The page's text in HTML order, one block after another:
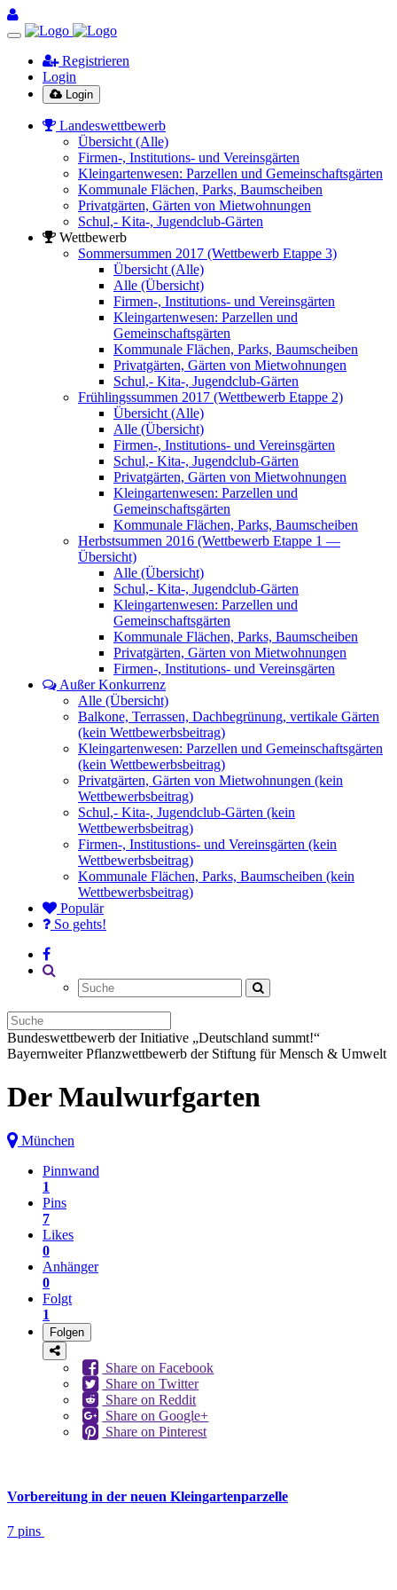
Registrieren
Login
Login
Landeswettbewerb
Übersicht (Alle)
Firmen-, Institutions- und Vereinsgärten
Kleingartenwesen: Parzellen und Gemeinschaftsgärten
Kommunale Flächen, Parks, Baumscheiben
Privatgärten, Gärten von Mietwohnungen
Schul,- Kita-, Jugendclub-Gärten
Wettbewerb
Sommersummen 2017 (Wettbewerb Etappe 3)
Übersicht (Alle)
Alle (Übersicht)
Firmen-, Institutions- und Vereinsgärten
Kleingartenwesen: Parzellen und
Gemeinschaftsgärten
Kommunale Flächen, Parks, Baumscheiben
Privatgärten, Gärten von Mietwohnungen
Schul,- Kita-, Jugendclub-Gärten
Frühlingssummen 2017 (Wettbewerb Etappe 2)
Übersicht (Alle)
Alle (Übersicht)
Firmen-, Institutions- und Vereinsgärten
Schul,- Kita-, Jugendclub-Gärten
Privatgärten, Gärten von Mietwohnungen
Kleingartenwesen: Parzellen und
Gemeinschaftsgärten
Kommunale Flächen, Parks, Baumscheiben
Herbstsummen 2016 (Wettbewerb Etappe 1 —
Übersicht)
Alle (Übersicht)
Schul,- Kita-, Jugendclub-Gärten
Kleingartenwesen: Parzellen und
Gemeinschaftsgärten
Kommunale Flächen, Parks, Baumscheiben
Privatgärten, Gärten von Mietwohnungen
Firmen-, Institutions- und Vereinsgärten
Außer Konkurrenz
Alle (Übersicht)
Balkone, Terrassen, Dachbegrünung, vertikale Gärten
(kein Wettbewerbsbeitrag)
Kleingartenwesen: Parzellen und Gemeinschaftsgärten
(kein Wettbewerbsbeitrag)
Privatgärten, Gärten von Mietwohnungen (kein
Wettbewerbsbeitrag)
Schul,- Kita-, Jugendclub-Gärten (kein
Wettbewerbsbeitrag)
Firmen-, Institustions- und Vereinsgärten (kein
Wettbewerbsbeitrag)
Kommunale Flächen, Parks, Baumscheiben (kein
Wettbewerbsbeitrag)
Populär
So gehts!
Bundeswettbewerb der Initiative „Deutschland summt!“
Bayernweiter Pflanzwettbewerb der Stiftung für Mensch & Umwelt
Der Maulwurfgarten
München
Pinnwand
1
Pins
7
Likes
0
Anhänger
0
Folgt
1
Folgen
Share on Facebook
Share on Twitter
Share on Reddit
Share on Google+
Share on Pinterest
Vorbereitung in der neuen Kleingartenparzelle
7 pins